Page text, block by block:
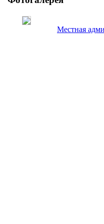
Местная